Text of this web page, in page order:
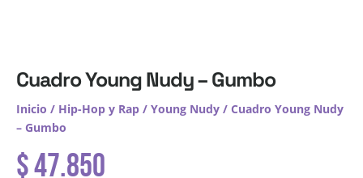
Cuadro Young Nudy – Gumbo
Inicio / Hip-Hop y Rap / Young Nudy / Cuadro Young Nudy
– Gumbo
$47.850